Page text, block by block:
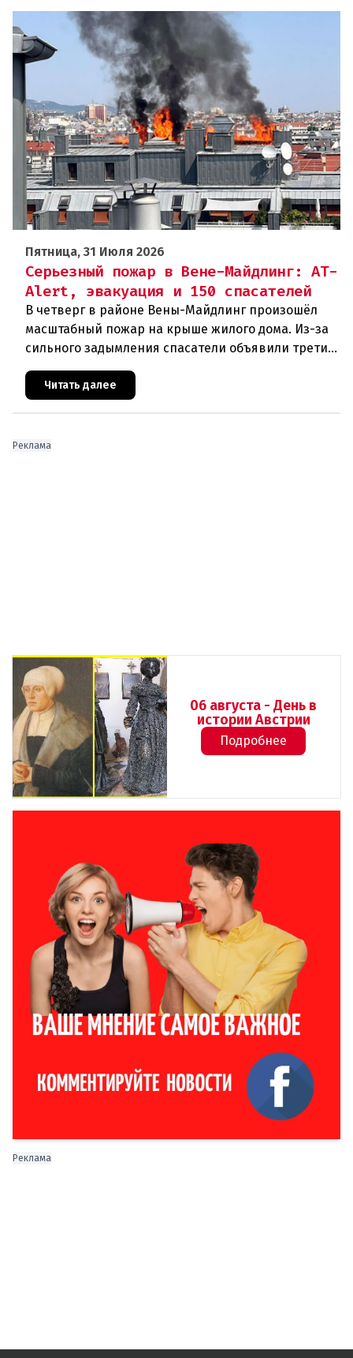
Пятница, 31 Июля 2026
Серьезный пожар в Вене-Майдлинг: AT-
Alert, эвакуация и 150 спасателей
В четверг в районе Вены-Майдлинг произошёл
масштабный пожар на крыше жилого дома. Из-за
сильного задымления спасатели объявили третий
уровень тревоги и задействовали 36 единиц
техники. Огонь удалось п
Читать далее
Реклама
06 августа - День в
истории Австрии
Подробнее
Реклама